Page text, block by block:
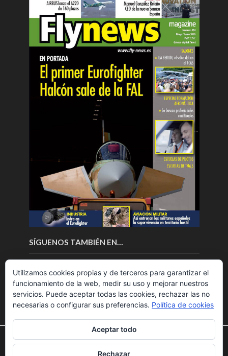
SÍGUENOS TAMBIÉN EN…
Utilizamos cookies para ofrecerte la mejor experiencia en
nuestra web.
Utilizamos cookies propias y de terceros para garantizar el
funcionamiento de la web, medir su uso y mejorar nuestros
servicios. Puede aceptar todas las cookies, rechazar las no
necesarias o configurar sus preferencias. Política de cookies
Aceptar todo
Rechazar